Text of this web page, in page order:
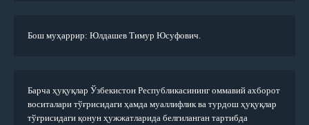
Бош муҳаррир: Юлдашев Тимур Юсуфович.
Барча ҳуқуқлар Ўзбекистон Республикасининг оммавий ахборот
воситалари тўғрисидаги ҳамда муаллифлик ва турдош ҳуқуқлар
тўғрисидаги қонун ҳужжатларида белгиланган тартибда